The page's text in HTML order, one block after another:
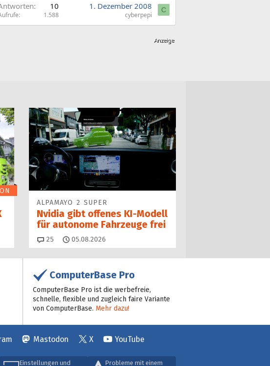
10
1.588
1. Dezember 2008
cyberpepi
C
ALPAMAYO 2 SUPER
Nvidia gibt offenes KI-Modell
für autonome Fahrzeuge frei
25 Kommentare
05.08.2026
ComputerBase Pro
ComputerBase Pro ist die werbefreie,
schnelle, flexible und zugleich faire Variante
von ComputerBase. Mehr dazu!
Mastodon X YouTube
Einstellungen und Probleme mit einem